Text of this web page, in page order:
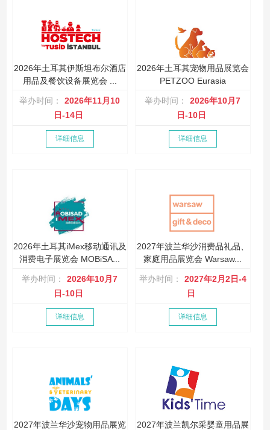
2026年土耳其伊斯坦布尔酒店
用品及餐饮设备展览会 ...
举办时间：
2026年11月10
日-14日
详细信息
2026年土耳其宠物用品展览会
PETZOO Eurasia
举办时间：
2026年10月7
日-10日
详细信息
2026年土耳其iMex移动通讯及
消费电子展览会 MOBiSA...
举办时间：
2026年10月7
日-10日
详细信息
2027年波兰华沙消费品礼品、
家庭用品展览会 Warsaw...
举办时间：
2027年2月2日-4
日
详细信息
2027年波兰华沙宠物用品展览
2027年波兰凯尔采婴童用品展